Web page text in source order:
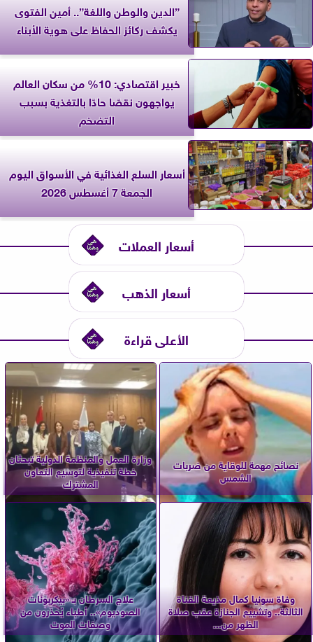
”الدين والوطن واللغة”.. أمين الفتوى
يكشف ركائز الحفاظ على هوية الأبناء
خبير اقتصادي: 10% من سكان العالم
يواجهون نقصًا حادًا بالتغذية بسبب
التضخم
أسعار السلع الغذائية في الأسواق اليوم
الجمعة 7 أغسطس 2026
أسعار العملات
أسعار الذهب
الأعلى قراءة
نصائح مهمة للوقاية من ضربات
الشمس
وزارة العمل والمنظمة الدولية تبحثان
خطة تنفيذية لتوسيع التعاون
المشترك
وفاة سونيا كمال مذيعة القناة
الثالثة.. وتشييع الجنازة عقب صلاة
الظهر من...
علاج السرطان بـ «بيكربونات
الصوديوم».. أطباء يُحذّرون من
وصفات الموت